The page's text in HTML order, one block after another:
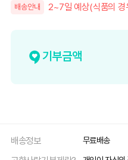
배송안내 2~7일 예상(식품의 경
기부금액
배송정보 무료배송